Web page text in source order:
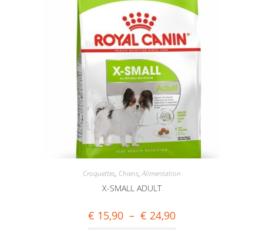
Croquettes, Chiens,Alimentation
X-SMALL ADULT
€ 15,90 – € 24,90